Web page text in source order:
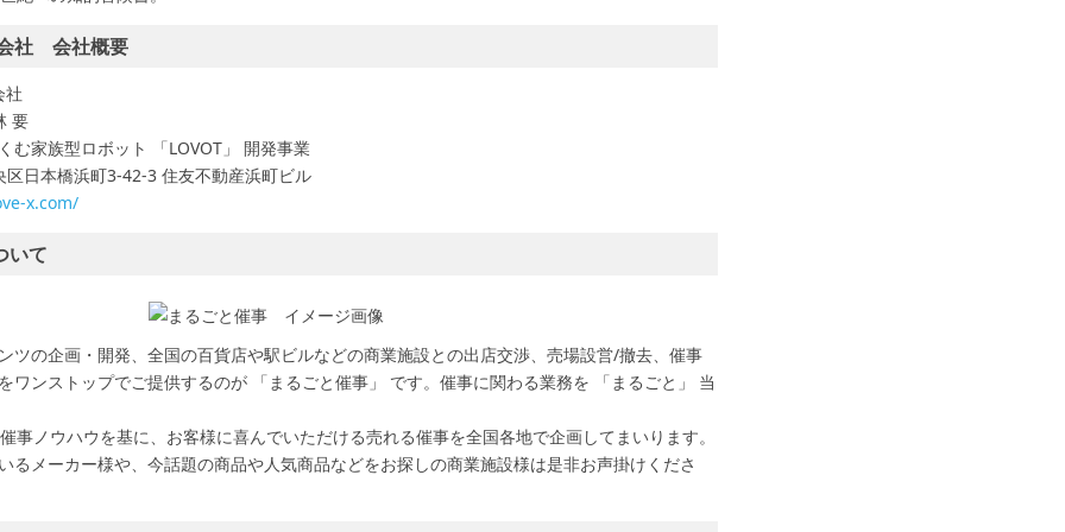
社 会社概要
社
要
む家族型ロボット 「LOVOT」 開発事業
日本橋浜町3-42-3 住友不動産浜町ビル
x.com/
いて
の企画・開発、全国の百貨店や駅ビルなどの商業施設との出店交渉、売場設営/撤去、催事
ワンストップでご提供するのが 「まるごと催事」 です。催事に関わる業務を 「まるごと」 当
ノウハウを基に、お客様に喜んでいただける売れる催事を全国各地で企画してまいります。
るメーカー様や、今話題の商品や人気商品などをお探しの商業施設様は是非お声掛けくださ